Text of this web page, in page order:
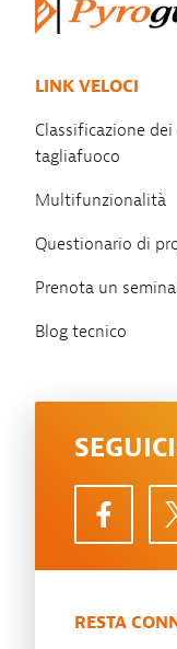
LINK VELOCI
Classificazione
tagliafuoco
Multifunzionalità
Questionario di
Prenota un
Blog tecnico
RESTA